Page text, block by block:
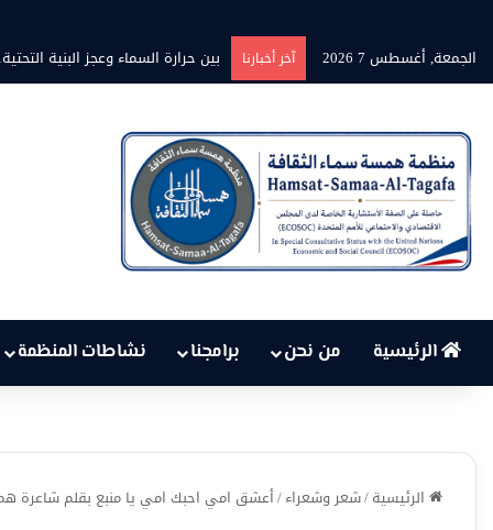
الجمعة, أغسطس 7 2026
آخر أخبارنا بين حرارة السماء وعجز البنية
الرئيسية من نحن برامجنا نشاطات المنظمة
الرئيسية/شعر وشعراء/أعشق امي احبك امي يا منبع بقلم شاعرة